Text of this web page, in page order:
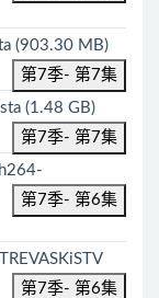
(903.30 MB)
第7季- 第7集
(1.48 GB)
第7季- 第7集
第7季- 第6集
第7季- 第6集